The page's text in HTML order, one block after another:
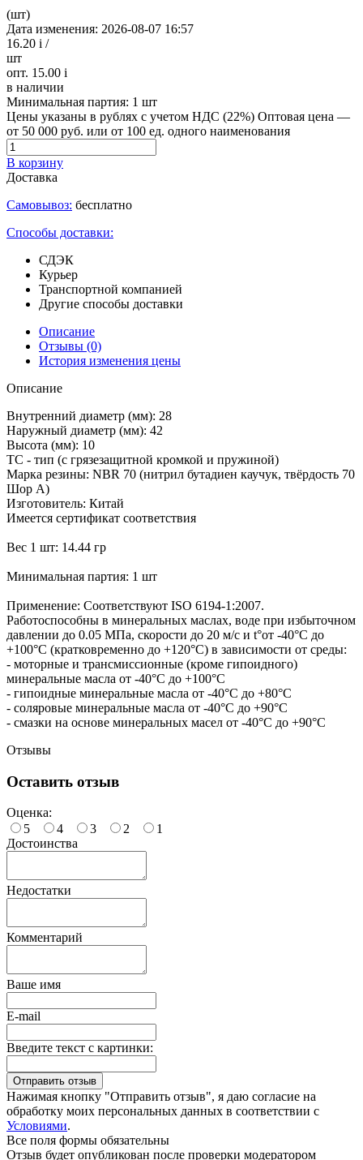
(шт)
Дата изменения: 2026-08-07 16:57
16.20 i /
шт
опт. 15.00 i
в наличии
Минимальная партия: 1 шт
Цены указаны в рублях с учетом НДС (22%) Оптовая цена —
от 50 000 руб. или от 100 ед. одного наименования
В корзину
Доставка
Самовывоз: бесплатно
Способы доставки:
СДЭК
Курьер
Транспортной компанией
Другие способы доставки
Описание
Отзывы (0)
История изменения цены
Описание
Внутренний диаметр (мм): 28
Наружный диаметр (мм): 42
Высота (мм): 10
TC - тип (с грязезащитной кромкой и пружиной)
Марка резины: NBR 70 (нитрил бутадиен каучук, твёрдость 70
Шор А)
Изготовитель: Китай
Имеется сертификат соответствия
Вес 1 шт: 14.44 гр
Минимальная партия: 1 шт
Применение: Соответствуют ISO 6194-1:2007.
Работоспособны в минеральных маслах, воде при избыточном
давлении до 0.05 МПа, скорости до 20 м/с и t°от -40°С до
+100°С (кратковременно до +120°С) в зависимости от среды:
- моторные и трансмиссионные (кроме гипоидного)
минеральные масла от -40°С до +100°С
- гипоидные минеральные масла от -40°С до +80°С
- соляровые минеральные масла от -40°С до +90°С
- смазки на основе минеральных масел от -40°С до +90°С
Отзывы
Оставить отзыв
Оценка:
5
4 3 2
1
Достоинства
Недостатки
Комментарий
Ваше имя
E-mail
Введите текст с картинки:
Нажимая кнопку "Отправить отзыв", я даю согласие на
обработку моих персональных данных в соответствии с
Условиями.
Все поля формы обязательны
Отзыв будет опубликован после проверки модератором